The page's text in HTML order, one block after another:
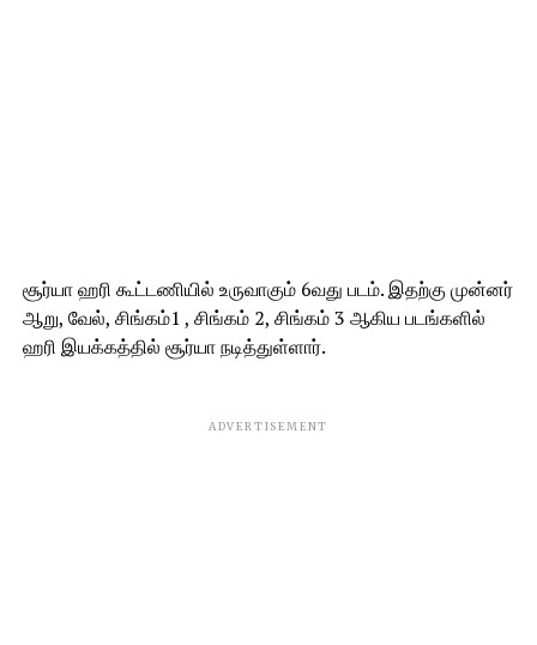
சூர்யா ஹரி கூட்டணியில் உருவாகும் 6வது படம். இதற்கு முன்னர்
ஆறு, வேல், சிங்கம்1 , சிங்கம் 2, சிங்கம் 3 ஆகிய படங்களில்
ஹரி இயக்கத்தில் சூர்யா நடித்துள்ளார்.
ADVERTISEMENT